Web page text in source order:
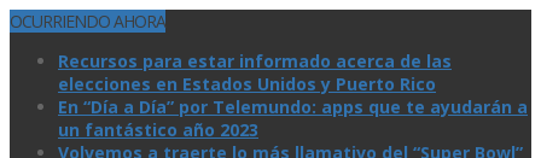
OCURRIENDO AHORA
Recursos para estar informado acerca de las
elecciones en Estados Unidos y Puerto Rico
En “Día a Día” por Telemundo: apps que te ayudarán a
un fantástico año 2023
Volvemos a traerte lo más llamativo del “Super Bowl”